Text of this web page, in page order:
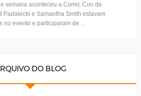
semana aconteceu a Comic Con de
Padalecki e Samantha Smith estavam
no evento e participaram de ...
DO BLOG